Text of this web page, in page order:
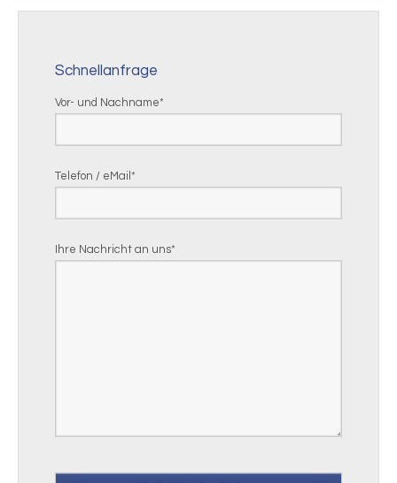
Schnellanfrage
Vor- und Nachname*
Telefon / eMail *
Ihre Nachricht an uns*